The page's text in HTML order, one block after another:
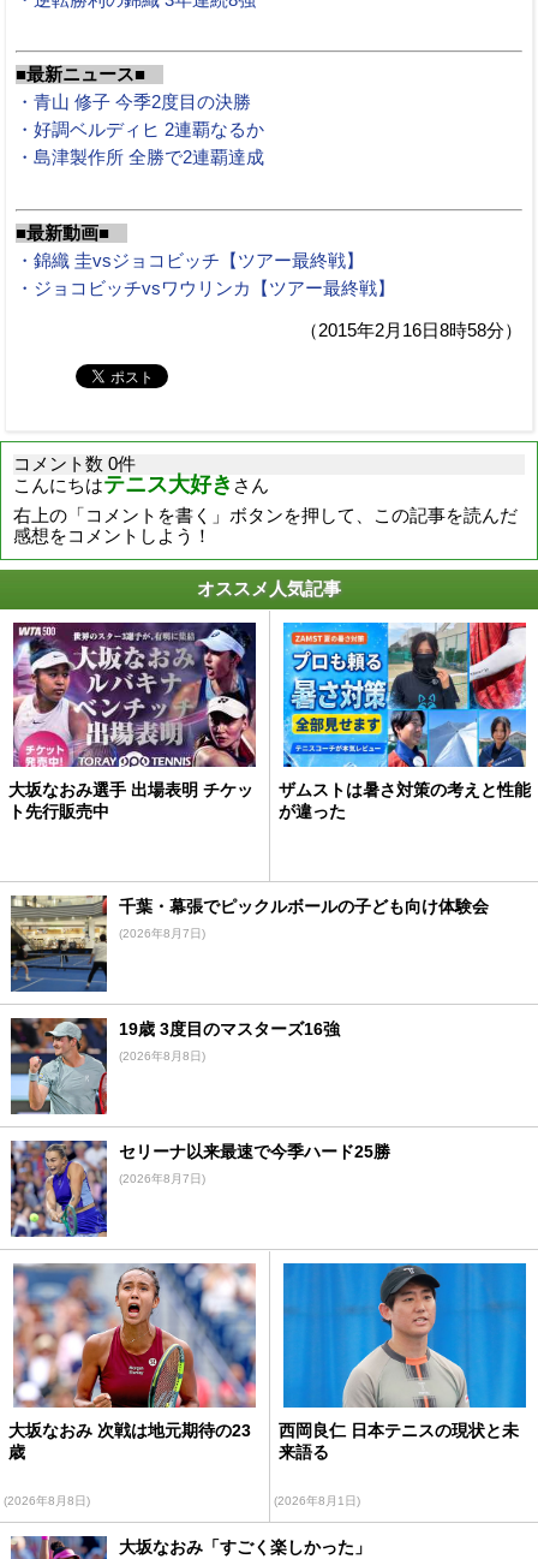
■最新ニュース■
・青山 修子 今季2度目の決勝
・好調ベルディヒ 2連覇なるか
・島津製作所 全勝で2連覇達成
■最新動画■
・錦織 圭vsジョコビッチ【ツアー最終戦】
・ジョコビッチvsワウリンカ【ツアー最終戦】
（2015年2月16日8時58分）
コメント数 0件
こんにちはテニス大好き さん
右上の「コメントを書く」ボタンを押して、この記事を読んだ
感想をコメントしよう！
オススメ人気記事
大坂なおみ選手 出場表明 チケッ
ト先行販売中
ザムストは暑さ対策の考えと性能
が違った
千葉・幕張でピックルボールの子ども向け体験会
(2026年8月7日)
19歳 3度目のマスターズ16強
(2026年8月8日)
セリーナ以来最速で今季ハード25勝
(2026年8月7日)
大坂なおみ 次戦は地元期待の23
歳
(2026年8月8日)
西岡良仁 日本テニスの現状と未
来語る
(2026年8月1日)
大坂なおみ「すごく楽しかった」